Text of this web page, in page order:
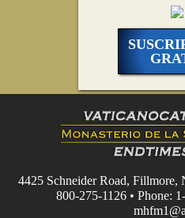
4425 Schneider Road,
800-275-1126 • Phone: